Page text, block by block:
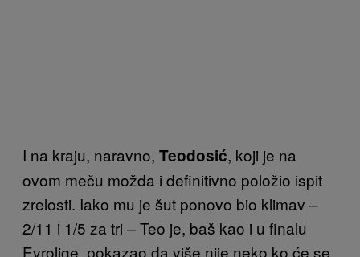
I na kraju, naravno, Teodosić, koji je na
ovom meču možda i definitivno položio ispit
zrelosti. Iako mu je šut ponovo bio klimav –
2/11 i 1/5 za tri – Teo je, baš kao i u finalu
Evrolige, pokazao da više nije neko ko će se